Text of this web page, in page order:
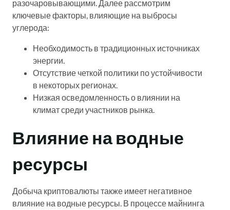
разочаровывающими. Далее рассмотрим
ключевые факторы, влияющие на выбросы
углерода:
Необходимость в традиционных источниках
энергии.
Отсутствие четкой политики по устойчивости
в некоторых регионах.
Низкая осведомленность о влиянии на
климат среди участников рынка.
Влияние на водные
ресурсы
Добыча криптовалюты также имеет негативное
влияние на водные ресурсы. В процессе майнинга